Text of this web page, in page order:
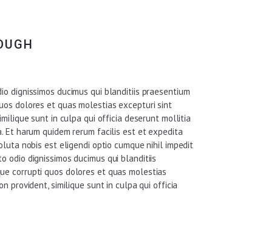
dignissimos ducimus qui blanditiis praesentium
dolores et quas molestias excepturi sint
sunt in culpa qui officia deserunt mollitia
Et harum quidem rerum facilis est et expedita
nobis est eligendi optio cumque nihil impedit
odio dignissimos ducimus qui blanditiis
corrupti quos dolores et quas molestias
provident, similique sunt in culpa qui officia